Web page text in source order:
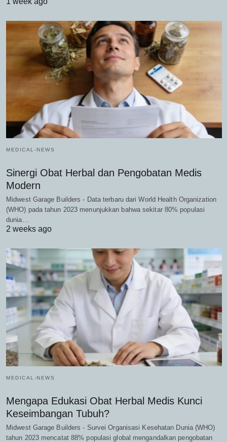
MEDICAL-NEWS
Sinergi Obat Herbal dan Pengobatan Medis
Modern
Midwest Garage Builders - Data terbaru dari World Health Organization
(WHO) pada tahun 2023 menunjukkan bahwa sekitar 80% populasi
dunia…
2 weeks ago
MEDICAL-NEWS
Mengapa Edukasi Obat Herbal Medis Kunci
Keseimbangan Tubuh?
Midwest Garage Builders - Survei Organisasi Kesehatan Dunia (WHO)
tahun 2023 mencatat 88% populasi global mengandalkan pengobatan